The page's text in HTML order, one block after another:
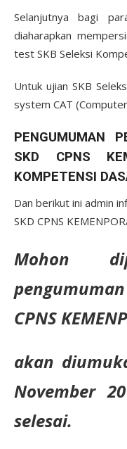
Selanjutnya bagi
diaharapkan
test SKB Seleksi
Untuk ujian SKB
system CAT
PENGUMUMAN
SKD CPNS
KOMPETENSI
Dan berikut ini admin
SKD CPNS
Mohon
CPNS
akan
November
selesai.